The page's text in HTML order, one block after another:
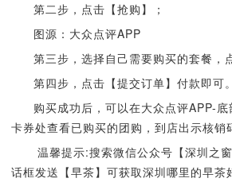
第二步，点击【抢购】；
图源：大众点评APP
第三步，选择自己需要购买的套餐，
第四步，点击【提交订单】付款即可。
购买成功后，可以在大众点评APP-
卡券处查看已购买的团购，到店出示核销
温馨提示:搜索微信公众号【深圳之
话框发送【早茶】可获取深圳哪里的早茶